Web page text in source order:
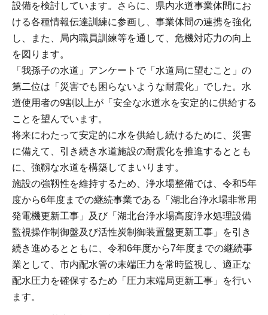
設備を検討しています。さらに、県内水道事業体間にお
ける各種情報伝達訓練に参画し、事業体間の連携を強化
し、また、局内職員訓練等を通して、危機対応力の向上
を図ります。
「我孫子の水道」アンケートで「水道局に望むこと」の
第二位は「災害でも困らないような耐震化」でした。水
道使用者の9割以上が「安全な水道水を安定的に供給する
ことを望んでいます。
将来にわたって安定的に水を供給し続けるために、災害
に備えて、引き続き水道施設の耐震化を推進するととも
に、強靱な水道を構築してまいります。
施設の強靱性を維持するため、浄水場整備では、令和5年
度から6年度までの継続事業である「湖北台浄水場非常用
発電機更新工事」及び「湖北台浄水場高度浄水処理設備
監視操作制御盤及び活性炭制御装置盤更新工事」を引き
続き進めるとともに、令和6年度から7年度までの継続事
業として、市内配水管の末端圧力を常時監視し、適正な
配水圧力を確保するため「圧力末端局更新工事」を行い
ます。